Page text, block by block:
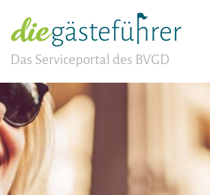
Das Serviceportal des BVGD